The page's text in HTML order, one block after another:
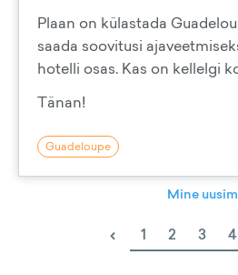
Plaan on külastada
saada soovitusi
hotelli osas. Kas on kellelgi
Tänan!
Guadeloupe
Mine
‹ 1 2 3 4